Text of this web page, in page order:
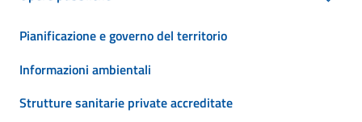
Pianificazione e governo del territorio
Informazioni ambientali
Strutture sanitarie private accreditate